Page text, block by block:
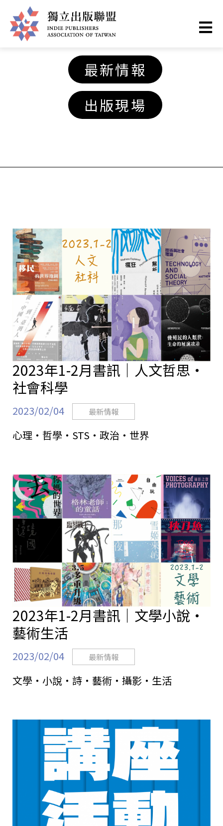
至
主
容
聯
站
最新情報
出版現場
2023年1-2月書訊｜人文哲思・
社會科學
2023/02/04 最新情報
心理・哲學・STS・政治・世界
2023年1-2月書訊｜文學小說・
藝術生活
2023/02/04 最新情報
文學・小說・詩・藝術・攝影・生活